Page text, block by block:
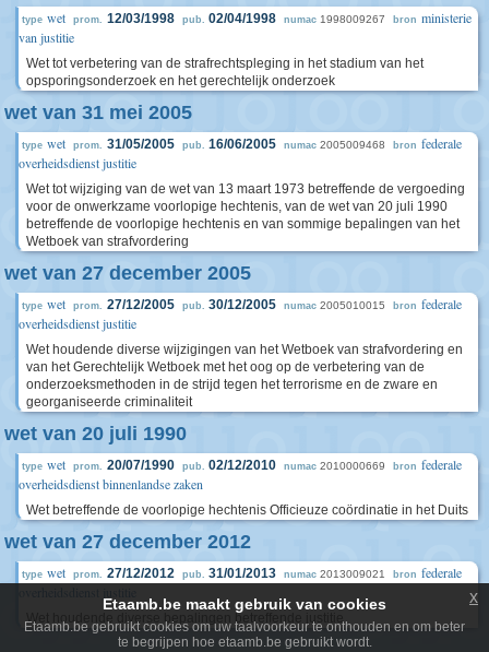
type wet prom. 12/03/1998 pub. 02/04/1998 numac 1998009267 bron ministerie
van justitie
Wet tot verbetering van de strafrechtspleging in het stadium van het
opsporingsonderzoek en het gerechtelijk onderzoek
wet van 31 mei 2005
type wet prom. 31/05/2005 pub. 16/06/2005 numac 2005009468 bron federale
overheidsdienst justitie
Wet tot wijziging van de wet van 13 maart 1973 betreffende de vergoeding
voor de onwerkzame voorlopige hechtenis, van de wet van 20 juli 1990
betreffende de voorlopige hechtenis en van sommige bepalingen van het
Wetboek van strafvordering
wet van 27 december 2005
type wet prom. 27/12/2005 pub. 30/12/2005 numac 2005010015 bron federale
overheidsdienst justitie
Wet houdende diverse wijzigingen van het Wetboek van strafvordering en
van het Gerechtelijk Wetboek met het oog op de verbetering van de
onderzoeksmethoden in de strijd tegen het terrorisme en de zware en
georganiseerde criminaliteit
wet van 20 juli 1990
type wet prom. 20/07/1990 pub. 02/12/2010 numac 2010000669 bron federale
overheidsdienst binnenlandse zaken
Wet betreffende de voorlopige hechtenis Officieuze coördinatie in het Duits
wet van 27 december 2012
type wet prom. 27/12/2012 pub. 31/01/2013 numac 2013009021 bron federale
Wet houdende diverse bepalingen betreffende justitie
Etaamb.be maakt gebruik van cookies
Etaamb.be gebruikt cookies om uw taalvoorkeur te onthouden en om beter
te begrijpen hoe etaamb.be gebruikt wordt.
x